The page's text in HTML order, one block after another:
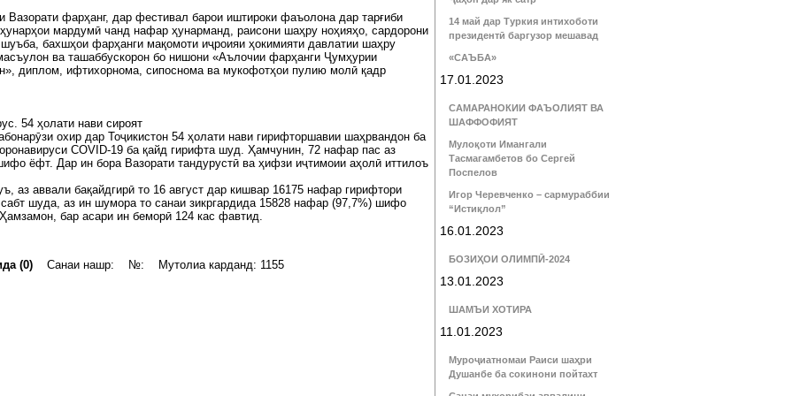
Вазорати фарҳанг, дар фестивал барои иштироки фаъолона дар тарғиби
мардумӣ чанд нафар ҳунарманд, раисони шаҳру ноҳияҳо, сардорони
бахшҳои фарҳанги мақомоти иҷроияи ҳокимияти давлатии шаҳру
ва ташаббускорон бо нишони «Аълочии фарҳанги Ҷумҳурии
диплом, ифтихорнома, сипоснома ва мукофотҳои пулию молӣ қадр
54 ҳолати нави сироят
охир дар Тоҷикистон 54 ҳолати нави гирифторшавии шаҳрвандон ба
COVID-19 ба қайд гирифта шуд. Ҳамчунин, 72 нафар пас аз
ёфт. Дар ин бора Вазорати тандурустӣ ва ҳифзи иҷтимоии аҳолӣ иттилоъ
аз аввали бақайдгирӣ то 16 август дар кишвар 16175 нафар гирифтори
шуда, аз ин шумора то санаи зикргардида 15828 нафар (97,7%) шифо
бар асари ин беморӣ 124 кас фавтид.
(0) Санаи нашр: №: Мутолиа карданд: 1155
14 май дар Туркия интихоботи
президентӣ баргузор мешавад
«САЪБА»
17.01.2023
САМАРАНОКИИ ФАЪОЛИЯТ ВА
ШАФФОФИЯТ
Мулоқоти Имангали
Тасмагамбетов бо Сергей
Поспелов
Игор Черевченко – сармураббии
“Истиқлол”
16.01.2023
БОЗИҲОИ ОЛИМПӢ-2024
13.01.2023
ШАМЪИ ХОТИРА
11.01.2023
Муроҷиатномаи Раиси шаҳри
Душанбе ба сокинони пойтахт